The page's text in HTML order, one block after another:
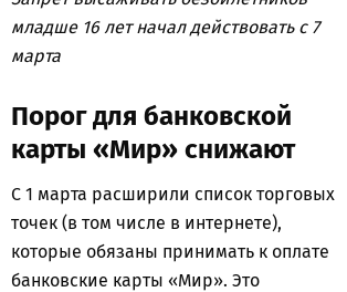
младше 16 лет начал действовать с 7
марта
Порог для банковской
карты «Мир» снижают
С 1 марта расширили список торговых
точек (в том числе в интернете),
которые обязаны принимать к оплате
банковские карты «Мир». Это